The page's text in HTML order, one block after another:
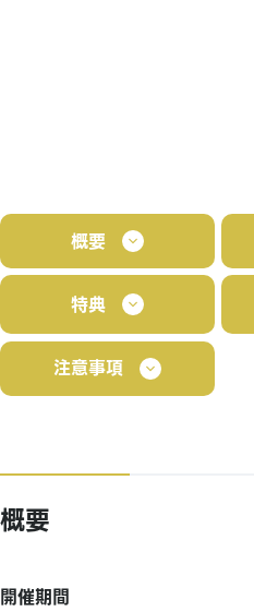
概要
特典
注意事項
概要
開催期間